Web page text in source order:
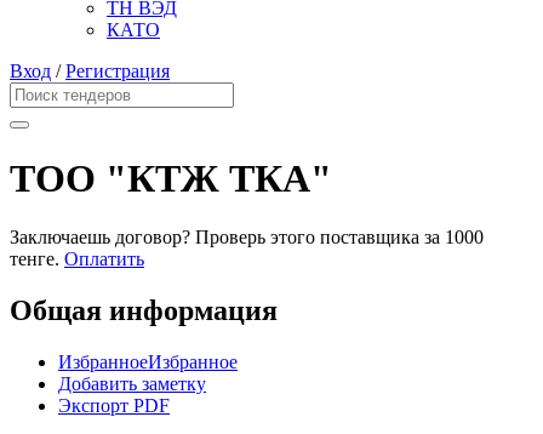
ТН ВЭД
КАТО
Вход /Регистрация
ТОО "КТЖ ТКА"
Заключаешь договор? Проверь этого поставщика за 1000
тенге. Оплатить
Общая информация
ИзбранноеИзбранное
Добавить заметку
Экспорт PDF